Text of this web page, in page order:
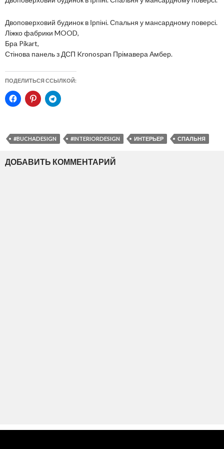
Двоповерховий будинок в Ірпіні. Спальня у мансардному поверсі.
Ліжко фабрики MOOD,
Бра Pikart,
Стінова панель з ДСП Kronospan Прімавера Амбер.
ПОДЕЛИТЬСЯ ССЫЛКОЙ:
#BUCHADESIGN #INTERIORDESIGN ИНТЕРЬЕР СПАЛЬНЯ
ДОБАВИТЬ КОММЕНТАРИЙ